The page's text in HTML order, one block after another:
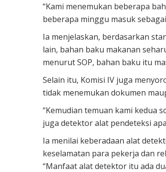
“Kami menemukan beberapa
beberapa minggu masuk
Ia menjelaskan, berdasarkan
lain, bahan baku makanan
menurut SOP, bahan baku itu
Selain itu, Komisi IV juga
tidak menemukan dokumen
“Kemudian temuan kami kedua
juga detektor alat pendeteksi
Ia menilai keberadaan alat
keselamatan para pekerja dan
“Manfaat alat detektor itu ada